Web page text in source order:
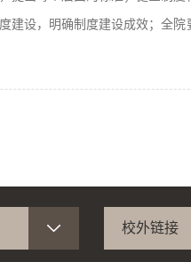
建设，明确制度建设成效；全院
校外链接